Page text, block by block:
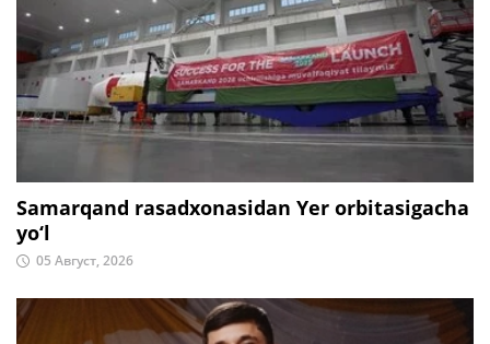
Samarqand rasadxonasidan Yer orbitasigacha
yo‘l
05 Август, 2026